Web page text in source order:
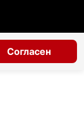
Согласен